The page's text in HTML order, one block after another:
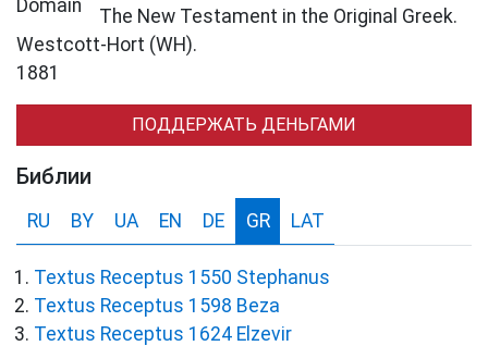
The New Testament in the Original Greek.
Westcott-Hort (WH).
1881
ПОДДЕРЖАТЬ ДЕНЬГАМИ
Библии
RU BY UA EN DE GR LAT
Textus Receptus 1550 Stephanus
Textus Receptus 1598 Beza
Textus Receptus 1624 Elzevir